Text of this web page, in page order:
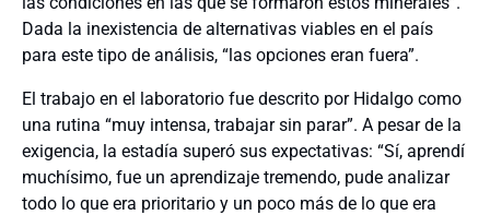
Dada la inexistencia de alternativas viables en el país
para este tipo de análisis, “las opciones eran fuera”.
El trabajo en el laboratorio fue descrito por Hidalgo como
una rutina “muy intensa, trabajar sin parar”. A pesar de la
exigencia, la estadía superó sus expectativas: “Sí, aprendí
muchísimo, fue un aprendizaje tremendo, pude analizar
todo lo que era prioritario y un poco más de lo que era